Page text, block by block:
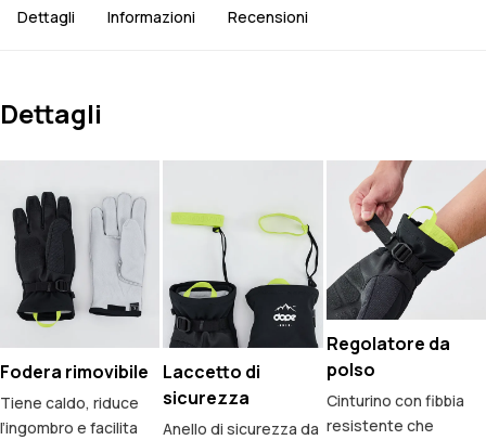
Dettagli Informazioni Recensioni
Dettagli
Fodera rimovibile
Tiene caldo, riduce
l’ingombro e facilita
Laccetto di
sicurezza
Anello di sicurezza da
Regolatore da
polso
Cinturino con fibbia
resistente che